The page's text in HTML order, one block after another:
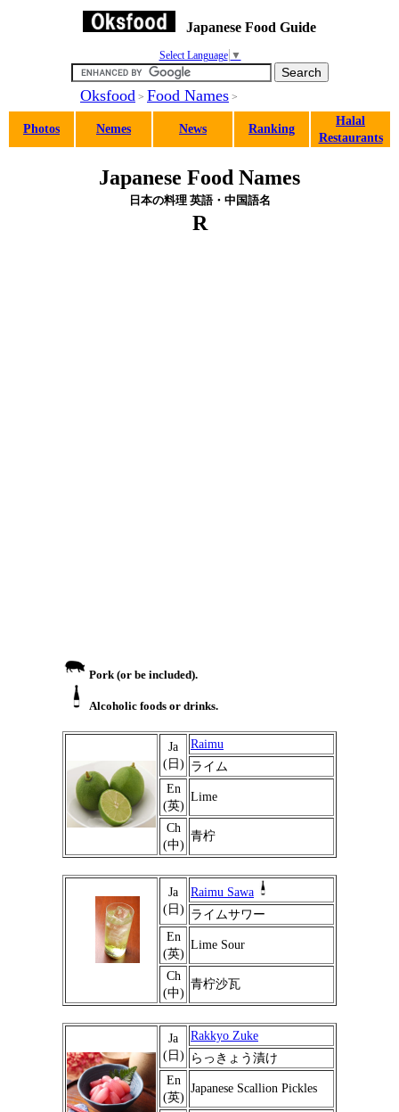
Japanese Food Guide
Select Language ▼
Oksfood > Food Names >
Photos Nemes News Ranking
Halal
Restaurants
Japanese Food Names
日本の料理 英語・中国語名
R
Pork (or be included).
Alcoholic foods or drinks.
Ja
(日)
Raimu
ライム
En
(英)
Lime
Ch
(中)
青柠
Ja
(日)
Raimu Sawa
ライムサワー
En
(英)
Lime Sour
Ch
(中)
青柠沙瓦
Ja
(日)
Rakkyo Zuke
らっきょう漬け
En
(英)
Japanese Scallion Pickles